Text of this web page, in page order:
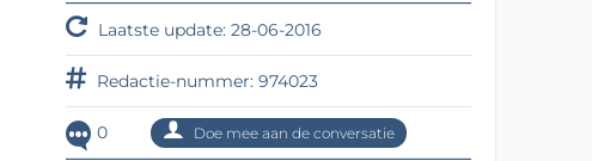
Laatste update: 28-06-2016
Redactie-nummer: 974023
0 Doe mee aan de conversatie